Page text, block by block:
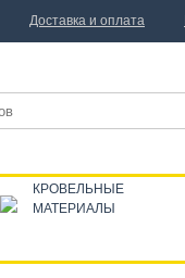
КРОВЕЛЬНЫЕ
МАТЕРИАЛЫ
Доставка и оплата